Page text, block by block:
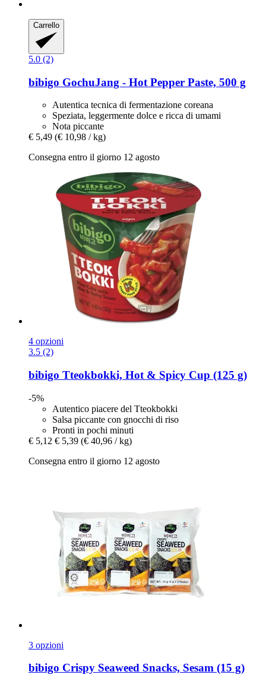
Carrello
5.0 (2)
bibigo GochuJang -​ Hot Pepper Paste, 500 g
Autentica tecnica di fermentazione coreana
Speziata, leggermente dolce e ricca di umami
Nota piccante
€ 5,49 (€ 10,98 / kg)
Consegna entro il giorno 12 agosto
4 opzioni
3.5 (2)
bibigo Tteokbokki, Hot & Spicy Cup (125 g)
-5%
Autentico piacere del Tteokbokki
Salsa piccante con gnocchi di riso
Pronti in pochi minuti
€ 5,12 € 5,39 (€ 40,96 / kg)
Consegna entro il giorno 12 agosto
3 opzioni
bibigo Crispy Seaweed Snacks, Sesam (15 g)